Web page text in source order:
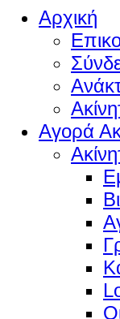
Αρχική
Αγορά